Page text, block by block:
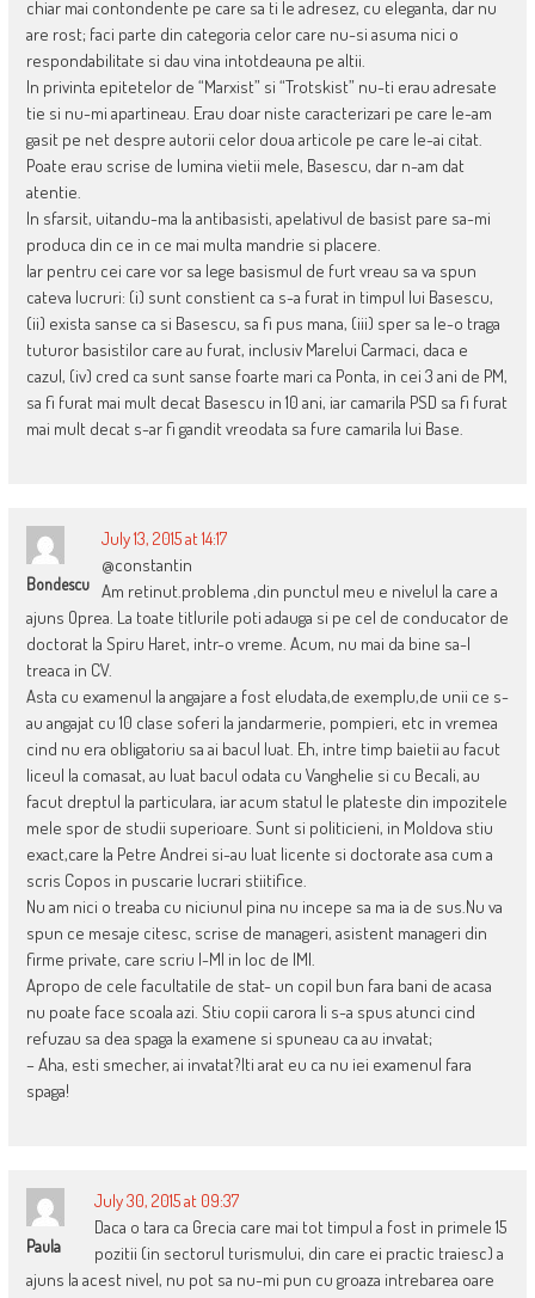
chiar mai contondente pe care sa ti le adresez, cu eleganta, dar nu
are rost; faci parte din categoria celor care nu-si asuma nici o
respondabilitate si dau vina intotdeauna pe altii.
In privinta epitetelor de “Marxist” si “Trotskist” nu-ti erau adresate
tie si nu-mi apartineau. Erau doar niste caracterizari pe care le-am
gasit pe net despre autorii celor doua articole pe care le-ai citat.
Poate erau scrise de lumina vietii mele, Basescu, dar n-am dat
atentie.
In sfarsit, uitandu-ma la antibasisti, apelativul de basist pare sa-mi
produca din ce in ce mai multa mandrie si placere.
Iar pentru cei care vor sa lege basismul de furt vreau sa va spun
cateva lucruri: (i) sunt constient ca s-a furat in timpul lui Basescu,
(ii) exista sanse ca si Basescu, sa fi pus mana, (iii) sper sa le-o traga
tuturor basistilor care au furat, inclusiv Marelui Carmaci, daca e
cazul, (iv) cred ca sunt sanse foarte mari ca Ponta, in cei 3 ani de PM,
sa fi furat mai mult decat Basescu in 10 ani, iar camarila PSD sa fi furat
mai mult decat s-ar fi gandit vreodata sa fure camarila lui Base.
Bondescu
July 13, 2015 at 14:17
@constantin
Am retinut.problema ,din punctul meu e nivelul la care a
ajuns Oprea. La toate titlurile poti adauga si pe cel de conducator de
doctorat la Spiru Haret, intr-o vreme. Acum, nu mai da bine sa-l
treaca in CV.
Asta cu examenul la angajare a fost eludata,de exemplu,de unii ce s-
au angajat cu 10 clase soferi la jandarmerie, pompieri, etc in vremea
cind nu era obligatoriu sa ai bacul luat. Eh, intre timp baietii au facut
liceul la comasat, au luat bacul odata cu Vanghelie si cu Becali, au
facut dreptul la particulara, iar acum statul le plateste din impozitele
mele spor de studii superioare. Sunt si politicieni, in Moldova stiu
exact,care la Petre Andrei si-au luat licente si doctorate asa cum a
scris Copos in puscarie lucrari stiitifice.
Nu am nici o treaba cu niciunul pina nu incepe sa ma ia de sus.Nu va
spun ce mesaje citesc, scrise de manageri, asistent manageri din
firme private, care scriu I-MI in loc de IMI.
Apropo de cele facultatile de stat- un copil bun fara bani de acasa
nu poate face scoala azi. Stiu copii carora li s-a spus atunci cind
refuzau sa dea spaga la examene si spuneau ca au invatat;
– Aha, esti smecher, ai invatat?Iti arat eu ca nu iei examenul fara
spaga!
Paula
July 30, 2015 at 09:37
Daca o tara ca Grecia care mai tot timpul a fost in primele 15
pozitii (in sectorul turismului, din care ei practic traiesc) a
ajuns la acest nivel, nu pot sa nu-mi pun cu groaza intrebarea oare